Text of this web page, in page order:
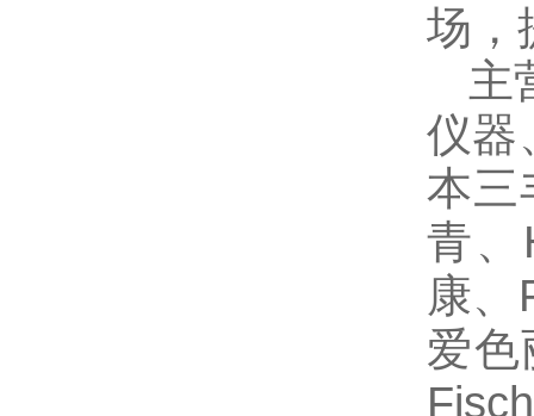
场，
主
仪器
本三
青、
康、
爱色